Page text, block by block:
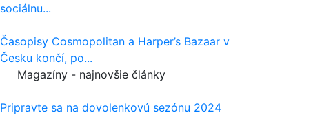
sociálnu...
Časopisy Cosmopolitan a Harper’s Bazaar v
Česku končí, po...
Magazíny - najnovšie články
Pripravte sa na dovolenkovú sezónu 2024